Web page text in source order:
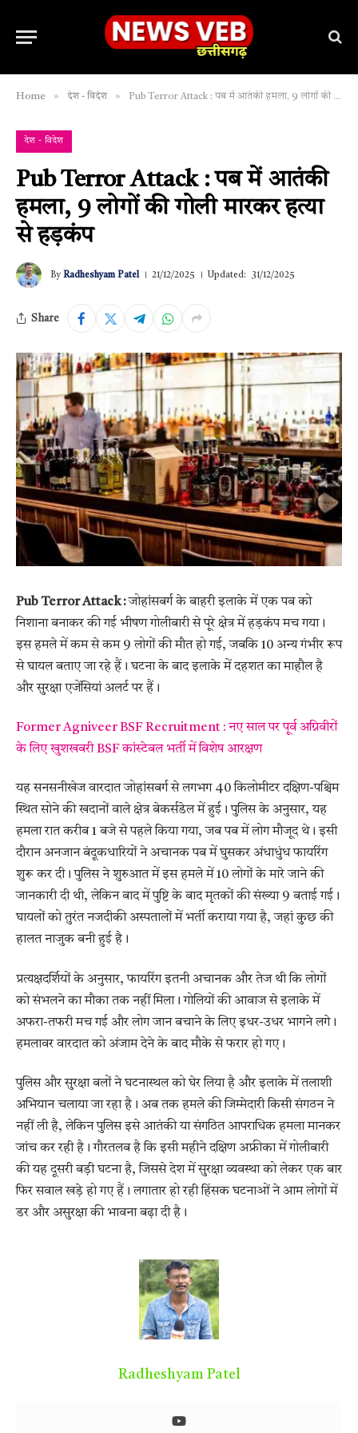
Home » देश - विदेश » Pub Terror Attack : पब में आतंकी हमला, 9 लोगों की गोली मारकर हत्या से हड़कंप
देश - विदेश
Pub Terror Attack : पब में आतंकी
हमला, 9 लोगों की गोली मारकर हत्या
से हड़कंप
By Radheshyam Patel 21/12/2025 Updated: 31/12/2025
Share
Pub Terror Attack :जोहांसबर्ग के बाहरी इलाके में एक पब को
निशाना बनाकर की गई भीषण गोलीबारी से पूरे क्षेत्र में हड़कंप मच गया।
इस हमले में कम से कम 9 लोगों की मौत हो गई, जबकि 10 अन्य गंभीर रूप
से घायल बताए जा रहे हैं। घटना के बाद इलाके में दहशत का माहौल है
और सुरक्षा एजेंसियां अलर्ट पर हैं।
Former Agniveer BSF Recruitment : नए साल पर पूर्व अग्निवीरों
के लिए खुशखबरी BSF कांस्टेबल भर्ती में विशेष आरक्षण
यह सनसनीखेज वारदात जोहांसबर्ग से लगभग 40 किलोमीटर दक्षिण-पश्चिम
स्थित सोने की खदानों वाले क्षेत्र बेकर्सडेल में हुई। पुलिस के अनुसार, यह
हमला रात करीब 1 बजे से पहले किया गया, जब पब में लोग मौजूद थे। इसी
दौरान अनजान बंदूकधारियों ने अचानक पब में घुसकर अंधाधुंध फायरिंग
शुरू कर दी। पुलिस ने शुरुआत में इस हमले में 10 लोगों के मारे जाने की
जानकारी दी थी, लेकिन बाद में पुष्टि के बाद मृतकों की संख्या 9 बताई गई।
घायलों को तुरंत नजदीकी अस्पतालों में भर्ती कराया गया है, जहां कुछ की
हालत नाजुक बनी हुई है।
प्रत्यक्षदर्शियों के अनुसार, फायरिंग इतनी अचानक और तेज थी कि लोगों
को संभलने का मौका तक नहीं मिला। गोलियों की आवाज से इलाके में
अफरा-तफरी मच गई और लोग जान बचाने के लिए इधर-उधर भागने लगे।
हमलावर वारदात को अंजाम देने के बाद मौके से फरार हो गए।
पुलिस और सुरक्षा बलों ने घटनास्थल को घेर लिया है और इलाके में तलाशी
अभियान चलाया जा रहा है। अब तक हमले की जिम्मेदारी किसी संगठन ने
नहीं ली है, लेकिन पुलिस इसे आतंकी या संगठित आपराधिक हमला मानकर
जांच कर रही है। गौरतलब है कि इसी महीने दक्षिण अफ्रीका में गोलीबारी
की यह दूसरी बड़ी घटना है, जिससे देश में सुरक्षा व्यवस्था को लेकर एक बार
फिर सवाल खड़े हो गए हैं। लगातार हो रही हिंसक घटनाओं ने आम लोगों में
डर और असुरक्षा की भावना बढ़ा दी है।
Radheshyam Patel